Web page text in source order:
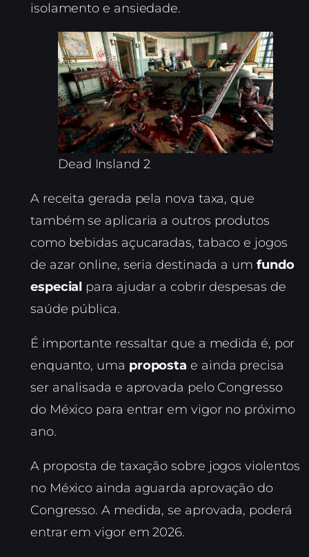
isolamento e ansiedade.
Dead Insland 2
A receita gerada pela nova taxa, que
também se aplicaria a outros produtos
como bebidas açucaradas, tabaco e jogos
de azar online, seria destinada a um fundo
especial para ajudar a cobrir despesas de
saúde pública.
É importante ressaltar que a medida é, por
enquanto, uma proposta e ainda precisa
ser analisada e aprovada pelo Congresso
do México para entrar em vigor no próximo
ano.
A proposta de taxação sobre jogos violentos
no México ainda aguarda aprovação do
Congresso. A medida, se aprovada, poderá
entrar em vigor em 2026.